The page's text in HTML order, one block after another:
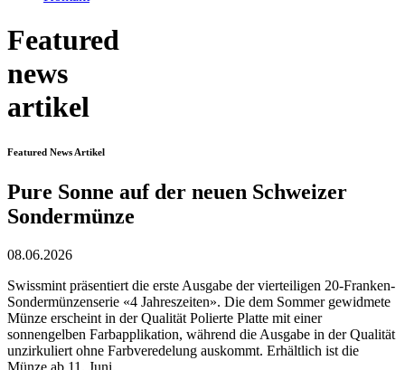
Featured
news
artikel
Featured News Artikel
Pure Sonne auf der neuen Schweizer
Sondermünze
08.06.2026
Swissmint präsentiert die erste Ausgabe der vierteiligen 20-Franken-
Sondermünzenserie «4 Jahreszeiten». Die dem Sommer gewidmete
Münze erscheint in der Qualität Polierte Platte mit einer
sonnengelben Farbapplikation, während die Ausgabe in der Qualität
unzirkuliert ohne Farbveredelung auskommt. Erhältlich ist die